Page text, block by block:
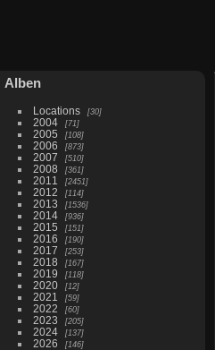
Alben
Locations 30
2004 71
2005 108
2006 873
2007 510
2008 361
2011 2451
2012 114
2013 1536
2014 936
2015 151
2016 190
2017 253
2018 167
2019 118
2020 12
2021 59
2022 60
2023 205
2024 137
2026 146